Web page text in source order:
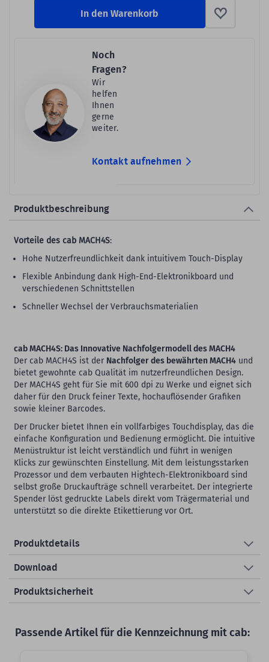
In den Warenkorb
Noch
Fragen?
Wir
helfen
Ihnen
gerne
weiter.
Kontakt aufnehmen
Produktbeschreibung
Vorteile des cab MACH4S:
Hohe Nutzerfreundlichkeit dank intuitivem Touch-Display
Flexible Anbindung dank High-End-Elektronikboard und
verschiedenen Schnittstellen
Schneller Wechsel der Verbrauchsmaterialien
cab MACH4S: Das Innovative Nachfolgermodell des MACH4
Der cab MACH4S ist der Nachfolger des bewährten MACH4 und
bietet gewohnte cab Qualität im nutzerfreundlichen Design.
Der MACH4S geht für Sie mit 600 dpi zu Werke und eignet sich
daher für den Druck feiner Texte, hochauflösender Grafiken
sowie kleiner Barcodes.
Der Drucker bietet Ihnen ein vollfarbiges Touchdisplay, das die
einfache Konfiguration und Bedienung ermöglicht. Die intuitive
Menüstruktur ist leicht verständlich und führt in wenigen
Klicks zur gewünschten Einstellung. Mit dem leistungsstarken
Prozessor und dem verbauten Hightech-Elektronikboard sind
selbst große Druckaufträge schnell verarbeitet. Der integrierte
Spender löst gedruckte Labels direkt vom Trägermaterial und
unterstützt so die direkte Etikettierung vor Ort.
Produktdetails
Download
Produktsicherheit
Passende Artikel für die Kennzeichnung mit cab: